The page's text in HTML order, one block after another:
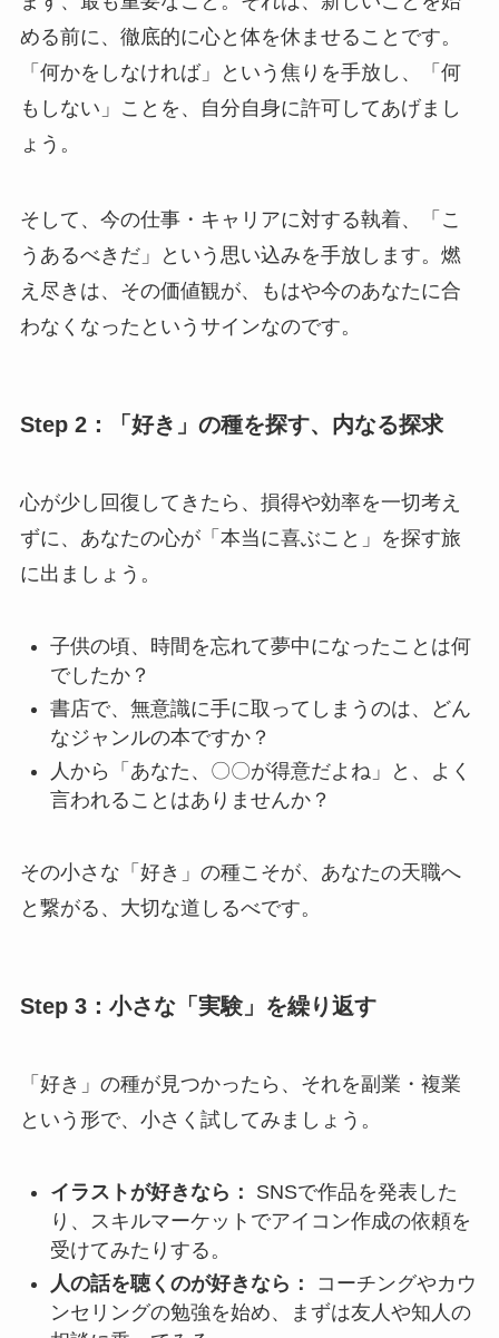
める前に、徹底的に心と体を休ませることです。
「何かをしなければ」という焦りを手放し、「何
もしない」ことを、自分自身に許可してあげまし
ょう。
そして、今の仕事・キャリアに対する執着、「こ
うあるべきだ」という思い込みを手放します。燃
え尽きは、その価値観が、もはや今のあなたに合
わなくなったというサインなのです。
Step 2：「好き」の種を探す、内なる探求
心が少し回復してきたら、損得や効率を一切考え
ずに、あなたの心が「本当に喜ぶこと」を探す旅
に出ましょう。
子供の頃、時間を忘れて夢中になったことは何
でしたか？
書店で、無意識に手に取ってしまうのは、どん
なジャンルの本ですか？
人から「あなた、〇〇が得意だよね」と、よく
言われることはありませんか？
その小さな「好き」の種こそが、あなたの天職へ
と繋がる、大切な道しるべです。
Step 3：小さな「実験」を繰り返す
「好き」の種が見つかったら、それを副業・複業
という形で、小さく試してみましょう。
イラストが好きなら：
SNSで作品を発表した
り、スキルマーケットでアイコン作成の依頼を
受けてみたりする。
人の話を聴くのが好きなら：
コーチングやカウ
ンセリングの勉強を始め、まずは友人や知人の